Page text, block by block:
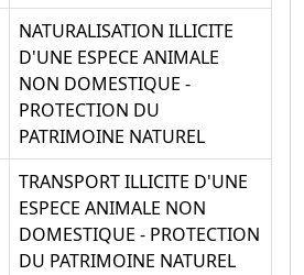
NATURALISATION ILLICITE
D'UNE ESPECE ANIMALE
NON DOMESTIQUE -
PROTECTION DU
PATRIMOINE NATUREL
TRANSPORT ILLICITE D'UNE
ESPECE ANIMALE NON
DOMESTIQUE - PROTECTION
DU PATRIMOINE NATUREL